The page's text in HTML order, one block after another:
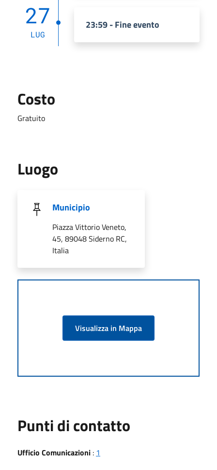
27
LUG
23:59 - Fine evento
Costo
Gratuito
Luogo
Municipio
Piazza Vittorio Veneto,
45, 89048 Siderno RC,
Italia
Visualizza in Mappa
Punti di contatto
Ufficio Comunicazioni : 1